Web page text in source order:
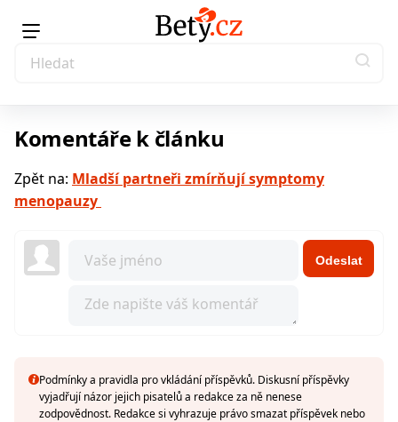
Komentáře k článku
Zpět na: Mladší partneři zmírňují symptomy
menopauzy
Odeslat
Podmínky a pravidla pro vkládání příspěvků. Diskusní příspěvky
vyjadřují názor jejich pisatelů a redakce za ně nenese
zodpovědnost. Redakce si vyhrazuje právo smazat příspěvek nebo